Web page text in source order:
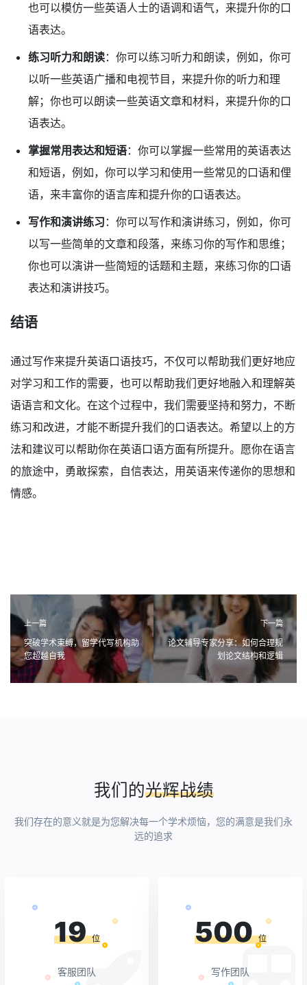
也可以模仿一些英语人士的语调和语气，来提升你的口
语表达。
练习听力和朗读：你可以练习听力和朗读，例如，你可
以听一些英语广播和电视节目，来提升你的听力和理
解；你也可以朗读一些英语文章和材料，来提升你的口
语表达。
掌握常用表达和短语：你可以掌握一些常用的英语表达
和短语，例如，你可以学习和使用一些常见的口语和俚
语，来丰富你的语言库和提升你的口语表达。
写作和演讲练习 ：你可以写作和演讲练习，例如，你可
以写一些简单的文章和段落，来练习你的写作和思维；
你也可以演讲一些简短的话题和主题，来练习你的口语
表达和演讲技巧。
结语
通过写作来提升英语口语技巧，不仅可以帮助我们更好地应
对学习和工作的需要，也可以帮助我们更好地融入和理解英
语语言和文化。在这个过程中，我们需要坚持和努力，不断
练习和改进，才能不断提升我们的口语表达。希望以上的方
法和建议可以帮助你在英语口语方面有所提升。愿你在语言
的旅途中，勇敢探索，自信表达，用英语来传递你的思想和
情感。
上一篇
突破学术束缚，留学代写机构助
您超越自我
下一篇
论文辅导专家分享：如何合理规
划论文结构和逻辑
我们的光辉战绩
我们存在的意义就是为您解决每一个学术烦恼，您的满意是我们永
远的追求
19 位
客服团队
500 位
写作团队